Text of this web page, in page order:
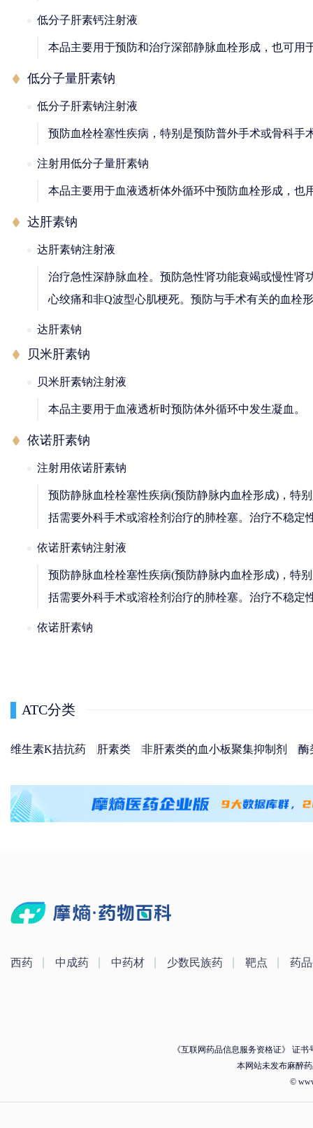
低分子肝素钙注射液
本品主要用于预防和治疗深部静脉血栓形成，也可用
低分子量肝素钠
低分子肝素钠注射液
预防血栓栓塞性疾病，特别是预防普外手术或骨科
注射用低分子量肝素钠
本品主要用于血液透析体外循环中预防血栓形成，也
达肝素钠
达肝素钠注射液
治疗急性深静脉血栓。预防急性肾功能衰竭或慢性
心绞痛和非Q波型心肌梗死。预防与手术有关的血栓
达肝素钠
贝米肝素钠
贝米肝素钠注射液
本品主要用于血液透析时预防体外循环中发生凝血。
依诺肝素钠
注射用依诺肝素钠
预防静脉血栓栓塞性疾病(预防静脉内血栓形成)，特
括需要外科手术或溶栓剂治疗的肺栓塞。治疗不稳
依诺肝素钠注射液
预防静脉血栓栓塞性疾病(预防静脉内血栓形成)，特
括需要外科手术或溶栓剂治疗的肺栓塞。治疗不稳
依诺肝素钠
ATC分类
维生素K拮抗药 肝素类 非肝素类的血小板聚集抑制剂 酶
西药 中成药 中药材 少数民族药 靶点 药
《互联网药品信息服务资格证》 证书
本网站未发布麻醉
©